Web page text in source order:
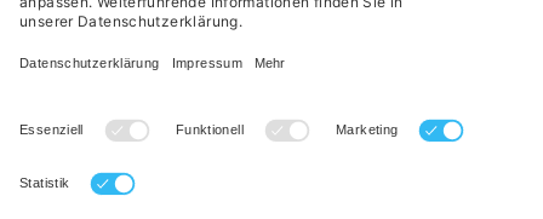
Datenschutzerklärung